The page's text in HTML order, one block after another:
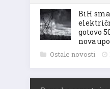
BiH
gotovo
nova
Ostale novosti